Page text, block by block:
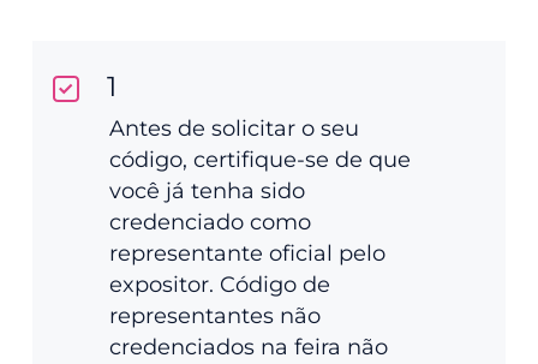
1
Antes de solicitar o seu
código, certifique-se de que
você já tenha sido
credenciado como
representante oficial pelo
expositor. Código de
representantes não
credenciados na feira não